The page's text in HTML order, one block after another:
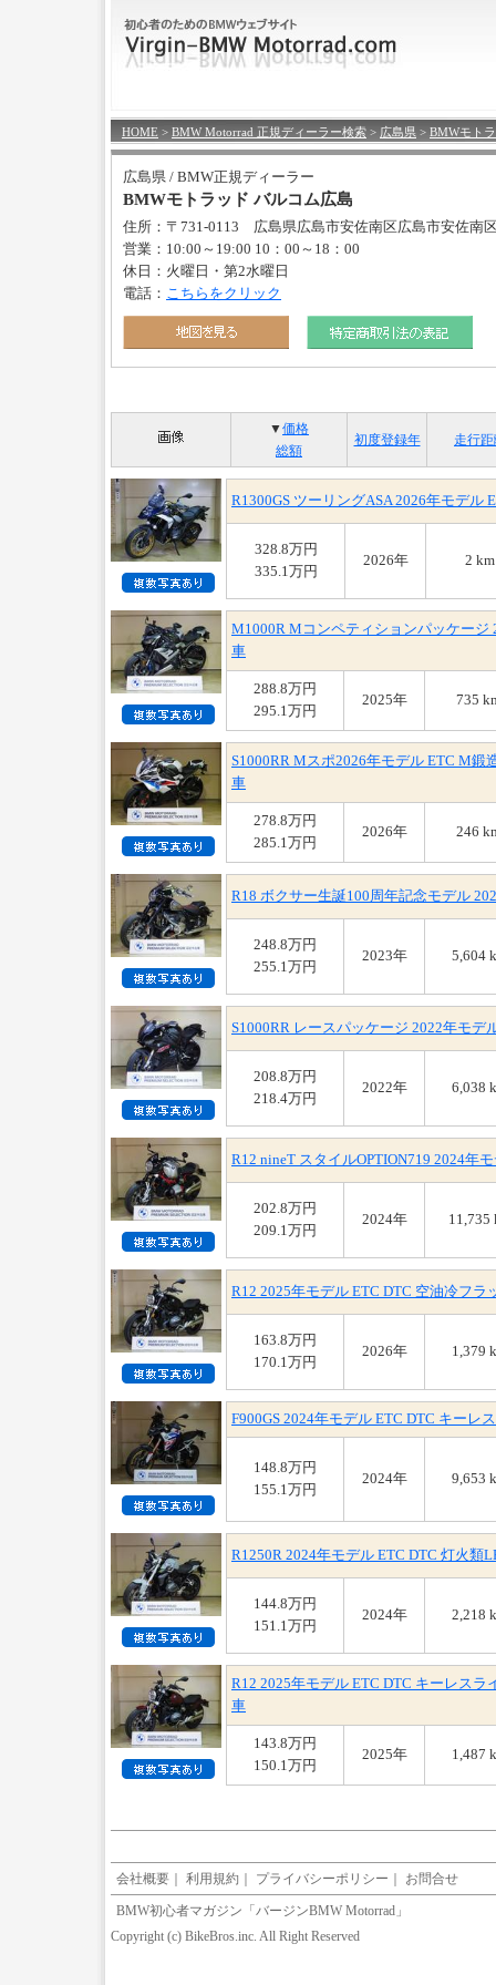
HOME > BMW Motorrad 正規ディーラー検索 > 広島県 > BMWモト
広島県 / BMW正規ディーラー
BMWモトラッド バルコム広島
住所：〒731-0113 広島県広島市安佐南区広島市安佐南
営業：10:00～19:00 10：00～18：00
休日：火曜日・第2水曜日
電話： こちらをクリック
▼価格
総額
初度登録年 走行
R1300GS ツーリングASA 2026年モデ
328.8万円
335.1万円
2026年 2 km
M1000R Mコンペティションパッケー
車
288.8万円
295.1万円
2025年 735
S1000RR Mスポ2026年モデル ETC M
車
278.8万円
285.1万円
2026年 246
R18 ボクサー生誕100周年記念モデル
248.8万円
255.1万円
2023年 5,604
S1000RR レースパッケージ 2022年モ
208.8万円
218.4万円
2022年 6,038
R12 nineT スタイルOPTION719 2024年
202.8万円
209.1万円
2024年 11,735
R12 2025年モデル ETC DTC 空油冷フ
163.8万円
170.1万円
2026年 1,379
F900GS 2024年モデル ETC DTC キー
148.8万円
155.1万円
2024年 9,653
R1250R 2024年モデル ETC DTC 灯火類
144.8万円
151.1万円
2024年 2,218
R12 2025年モデル ETC DTC キーレス
車
143.8万円
150.1万円
2025年 1,487
会社概要 利用規約 プライバシーポリシー お問合せ
BMW初心者マガジン「バージンBMW Motorrad」
Copyright (c) BikeBros.inc. All Right Reserved